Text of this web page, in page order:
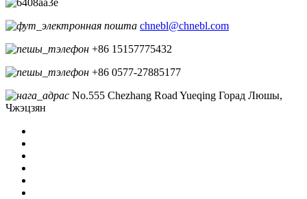
chnebl@chnebl.com
+86 15157775432
+86 0577-27885177
No.555 Chezhang Road Yueqing Горад Люшы,
Чжэцзян